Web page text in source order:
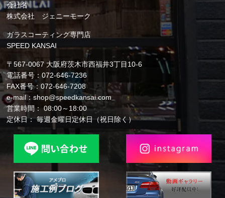
会社名
株式会社 ジェニーモーク
ガラスコーティング専門店
SPEED KANSAI
〒567-0067 大阪府茨木市西福井3丁目10-6
電話番号：072-646-7236
FAX番号：072-646-7208
e-mail：shop@speedkansai.com
営業時間： 08:00～18:00
定休日： 毎週金曜日定休日（祝日除く）